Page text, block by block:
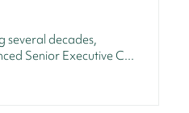
several decades,
Senior Executive C...